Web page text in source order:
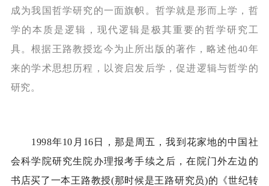
成为我国哲学研究的一面旗帜。哲学就是形而上学，哲
学的本质是逻辑，现代逻辑是极其重要的哲学研究工
具。根据王路教授迄今为止所出版的著作，略述他40年
来的学术思想历程，以资启发后学，促进逻辑与哲学的
研究。
1998年10 月 16 日，那是周五，我到花家地的中国社
会科学院研究生院办理报考手续之后，在院门外左边的
书店买了一本王路教授(那时候是王路研究员)的《世纪转